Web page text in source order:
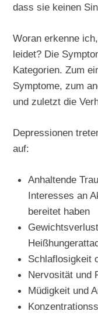
dass sie keinen
Woran erkenne
leidet? Die
Kategorien. Zum
Symptome, zum
und zuletzt die
Depressionen
auf:
Anhaltende
Interesses an
bereitet haben
Schlaflosigkeit
Nervosität und
Müdigkeit und